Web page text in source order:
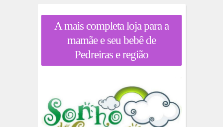
A mais completa loja para a
mamãe e seu bebê de
Pedreiras e região